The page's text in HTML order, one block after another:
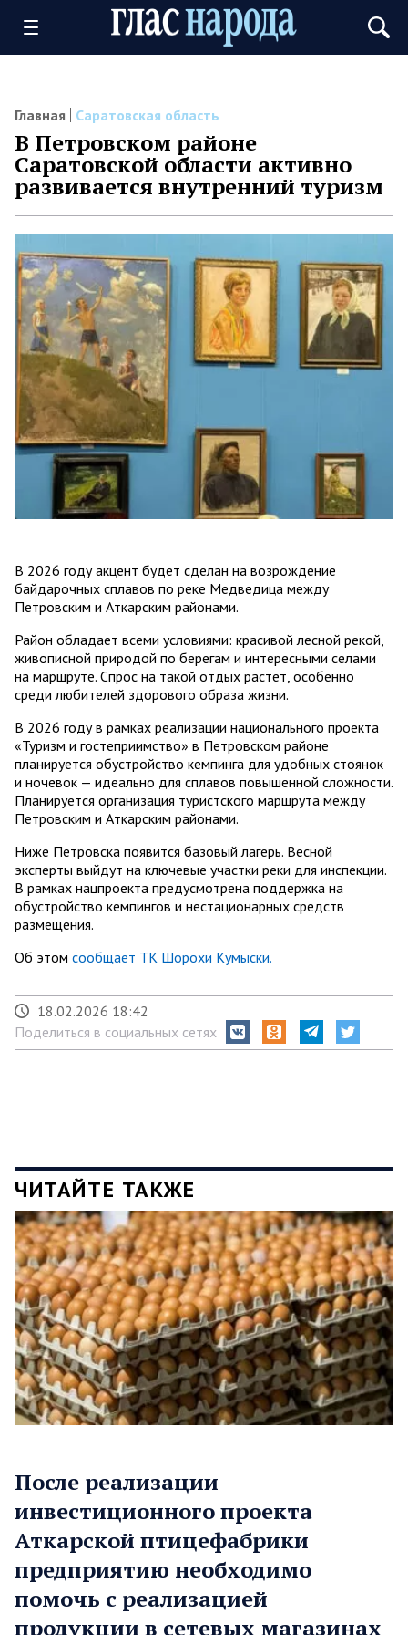
Главная Саратовская область
В Петровском районе
Саратовской области активно
развивается внутренний туризм
В 2026 году акцент будет сделан на возрождение
байдарочных сплавов по реке Медведица между
Петровским и Аткарским районами.
Район обладает всеми условиями: красивой лесной рекой,
живописной природой по берегам и интересными селами
на маршруте. Спрос на такой отдых растет, особенно
среди любителей здорового образа жизни.
В 2026 году в рамках реализации национального проекта
«Туризм и гостеприимство» в Петровском районе
планируется обустройство кемпинга для удобных стоянок
и ночевок — идеально для сплавов повышенной сложности.
Планируется организация туристского маршрута между
Петровским и Аткарским районами.
Ниже Петровска появится базовый лагерь. Весной
эксперты выйдут на ключевые участки реки для инспекции.
В рамках нацпроекта предусмотрена поддержка на
обустройство кемпингов и нестационарных средств
размещения.
Об этом сообщает ТК Шорохи Кумыски.
18.02.2026 18:42
Поделиться в социальных сетях
ЧИТАЙТЕ ТАКЖЕ
После реализации
инвестиционного проекта
Аткарской птицефабрики
предприятию необходимо
помочь с реализацией
продукции в сетевых магазинах